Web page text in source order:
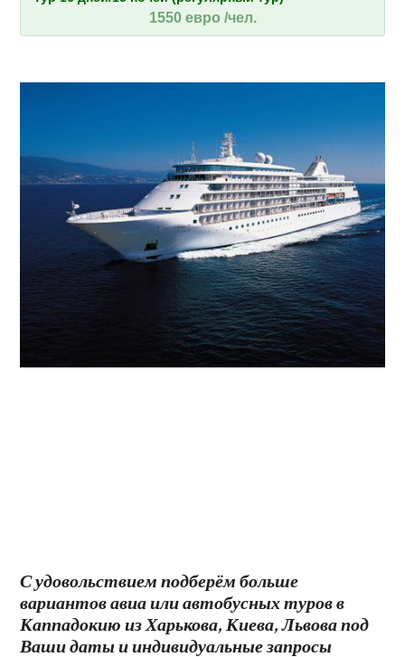
1550 евро /чел.
С удовольствием подберём больше
вариантов авиа или автобусных туров в
Каппадокию из Харькова, Киева, Львова под
Ваши даты и индивидуальные запросы